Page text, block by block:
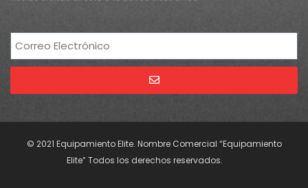
© 2021 Equipamiento Elite. Nombre Comercial “Equipamiento
Elite” Todos los derechos reservados.